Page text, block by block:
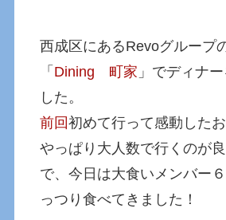
西成区にあるRevoグループ
「 Dining 町家 」でディナ
した。
前回初めて行って感動した
やっぱり大人数で行くのが
で、今日は大食いメンバー
っつり食べてきました！